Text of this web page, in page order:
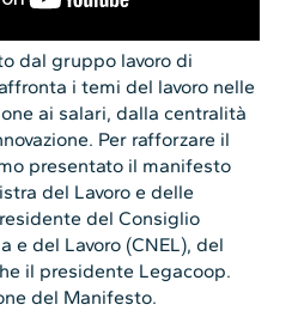
dal gruppo lavoro di
i temi del lavoro nelle
ai salari, dalla centralità
Per rafforzare il
presentato il manifesto
del Lavoro e delle
del Consiglio
e del Lavoro (CNEL), del
il presidente Legacoop.
del Manifesto.